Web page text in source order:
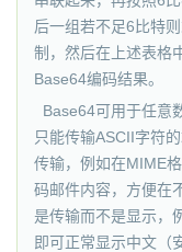
后一组若不足6比特
制，然后在上述表格
Base64编码结果。
Base64可用于任意
只能传输ASCII字符
传输，例如在MIME
码邮件内容，方便在
是传输而不是显示，
即可正常显示中文（